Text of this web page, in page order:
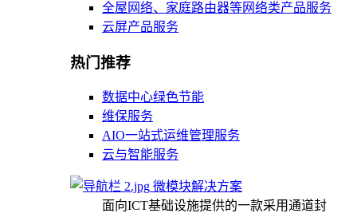
全屋网络、家庭路由器等网络类产品服务
云屏产品服务
热门推荐
数据中心绿色节能
维保服务
AIO一站式运维管理服务
云与智能服务
微模块解决方案
面向ICT基础设施提供的一款采用通道封